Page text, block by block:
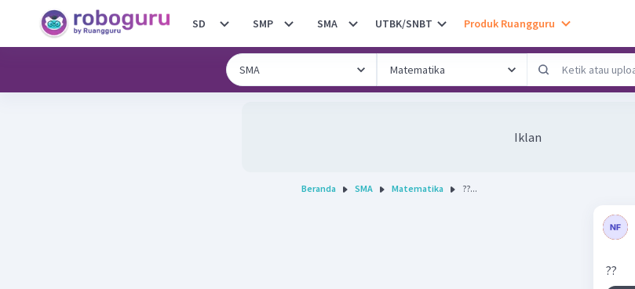
SD SMP SMA UTBK/SNBT Produk Ruangguru
Iklan
Beranda SMA Matematika ??...
??